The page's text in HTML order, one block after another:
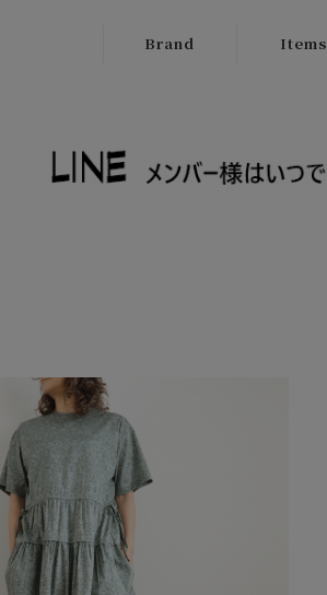
Brand
Boutique
HIROKOITO
Items